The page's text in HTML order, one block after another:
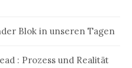
Blok in unseren Tagen
: Prozess und Realität